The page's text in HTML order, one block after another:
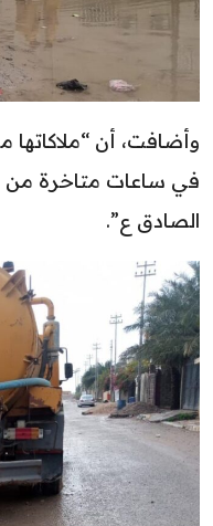
وأضافت، أن
في ساعات متاخرة من
الصادق ع”.